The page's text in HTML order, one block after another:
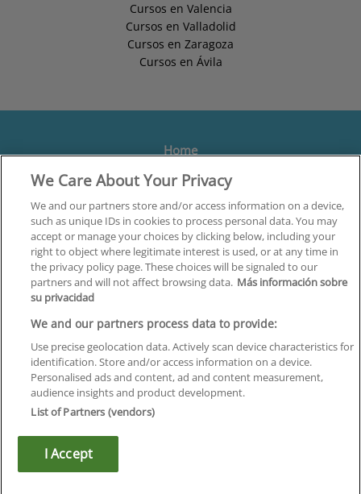
Cursos en Valencia
Cursos en Valladolid
Cursos en Zaragoza
Cursos en Ávila
Home
Formación
Centros
Orientación
Quiénes somos
Contacta
Aviso Legal
Política de Privacidad
Política de Cookies
Canal Ético
We Care About Your Privacy
We and our partners store and/or access information on a device,
such as unique IDs in cookies to process personal data. You may
accept or manage your choices by clicking below, including your
right to object where legitimate interest is used, or at any time in
the privacy policy page. These choices will be signaled to our
partners and will not affect browsing data. Más información sobre
su privacidad
We and our partners process data to provide:
Use precise geolocation data. Actively scan device characteristics for
identification. Store and/or access information on a device.
Personalised ads and content, ad and content measurement,
audience insights and product development.
List of Partners (vendors)
I Accept